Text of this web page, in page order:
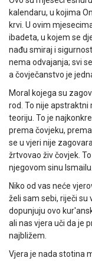
kalendaru, u kojima
krvi. U ovim
ibadeta, u kojem se
nađu smiraj i
nema odvajanja; svi
a čovječanstvo je
Moral kojega su
rod. To nije apstraktni
teoriju. To je
prema čovjeku,
se u vjeri nije
žrtvovao živ čovjek.
njegovom sinu Ismailu.
Niko od vas neće
želi sam sebi, riječi su
dopunjuju ovo
ali nas vjera uči da je
najbližem.
Vjera je nada stotina